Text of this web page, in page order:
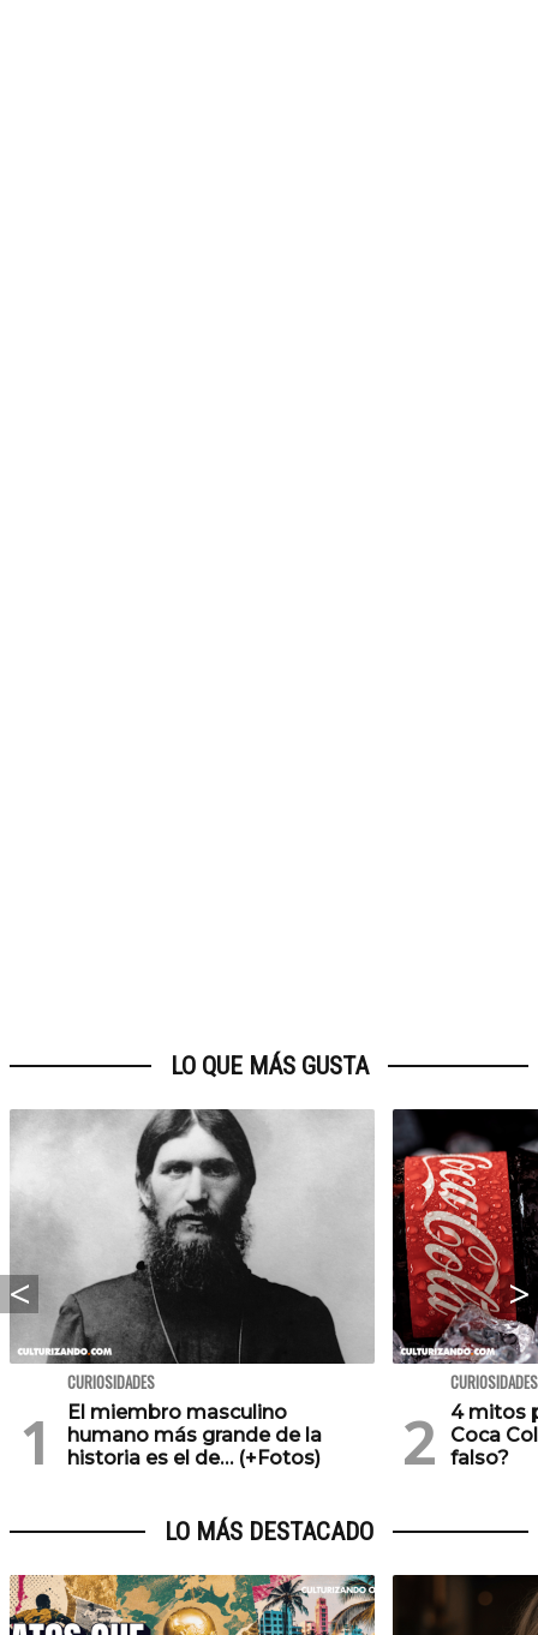
LO QUE MÁS GUSTA
CURIOSIDADES
El miembro masculino
humano más grande de la
historia es el de… (+Fotos)
CURIOSIDADES
4 mitos
Coca
falso?
LO MÁS DESTACADO